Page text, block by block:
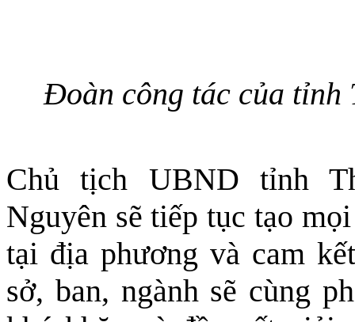
Đoàn công tác của tỉnh
Chủ tịch UBND tỉnh
Nguyên sẽ tiếp tục tạo
tại địa phương và cam
sở, ban, ngành sẽ cùng